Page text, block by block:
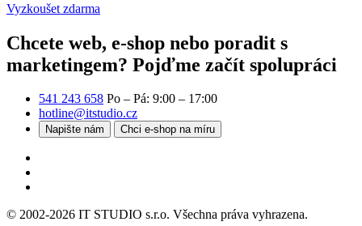
Vyzkoušet zdarma
Chcete web, e-shop nebo poradit s
marketingem? Pojďme začít spolupráci
541 243 658 Po – Pá: 9:00 – 17:00
hotline@itstudio.cz
Napište nám Chci e-shop na míru
© 2002-2026 IT STUDIO s.r.o. Všechna práva vyhrazena.